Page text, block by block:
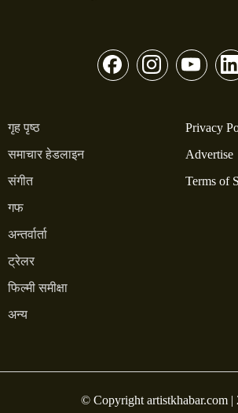
गृह पृष्ठ
समाचार हेडलाइन
संगीत
गफ
अन्तर्वार्ता
ट्रेलर
फिल्मी समीक्षा
अन्य
Privacy
Advertise
Terms of
© Copyright artistkhabar.com |